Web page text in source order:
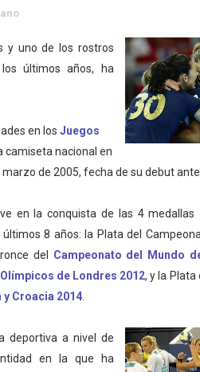
Green, Chad Gable y Baron
2026 (Monteceneri, Suiza) -
(Varese, Italia) -
(Tokio, Japón) - Estados
con Jason Hotch como
- La delegación italiana
Intercontinental, su
2026 - Las Utah Talons son
y uno de los rostros
últimos años, ha
en los Juegos
camiseta nacional en
de 2005, fecha de su debut ante
en la conquista de las 4 medallas
8 años: la Plata del
del Campeonato del Mundo
de Londres 2012, y la Plata
y Croacia 2014.
deportiva a nivel de
en la que ha